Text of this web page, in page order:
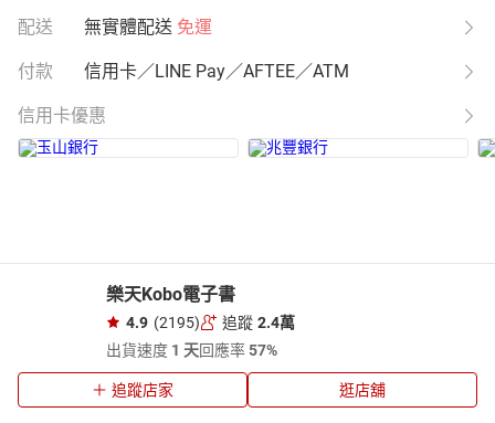
配送 無實體配送 免運
付款 信用卡／LINE Pay／AFTEE／ATM
信用卡優惠
樂天Kobo電子書
4.9 (2195) 追蹤 2.4萬
出貨速度 1 天回應率57%
追蹤店家 逛店舖